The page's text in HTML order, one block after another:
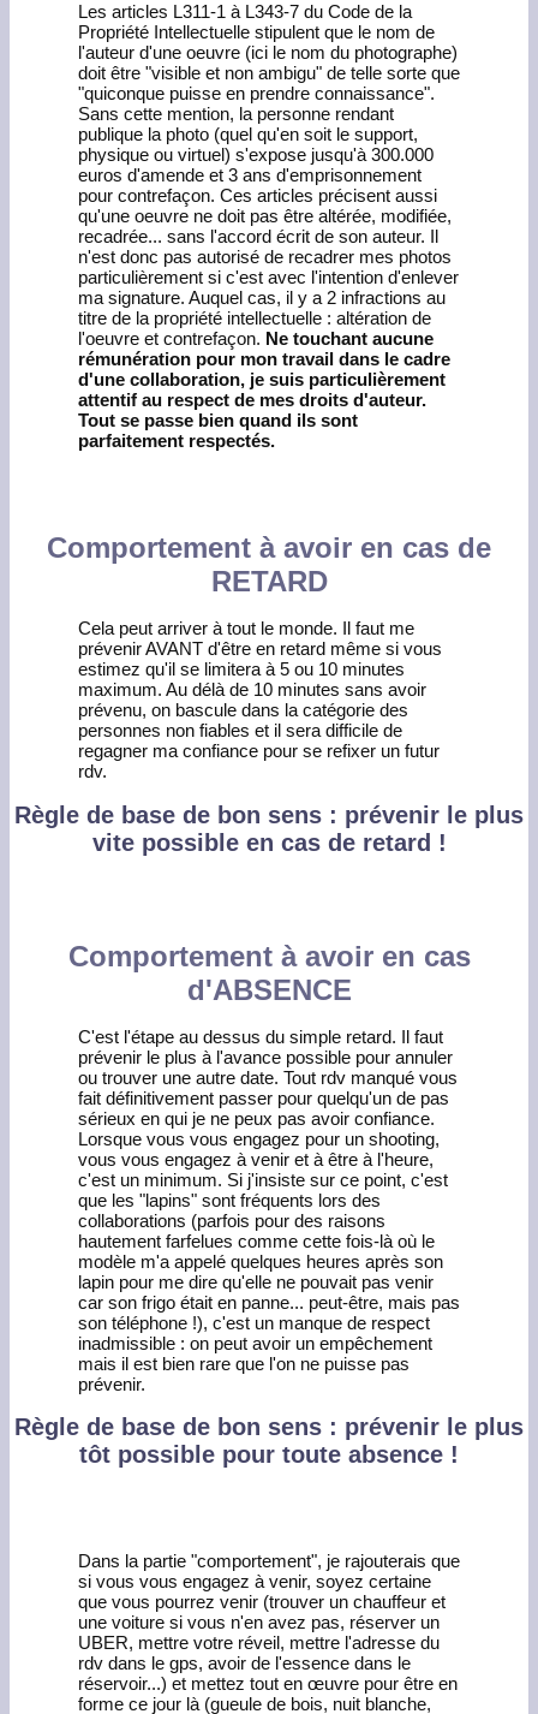
Les articles L311-1 à L343-7 du Code de la
Propriété Intellectuelle stipulent que le nom de
l'auteur d'une oeuvre (ici le nom du photographe)
doit être "visible et non ambigu" de telle sorte que
"quiconque puisse en prendre connaissance".
Sans cette mention, la personne rendant
publique la photo (quel qu'en soit le support,
physique ou virtuel) s'expose jusqu'à 300.000
euros d'amende et 3 ans d'emprisonnement
pour contrefaçon. Ces articles précisent aussi
qu'une oeuvre ne doit pas être altérée, modifiée,
recadrée... sans l'accord écrit de son auteur. Il
n'est donc pas autorisé de recadrer mes photos
particulièrement si c'est avec l'intention d'enlever
ma signature. Auquel cas, il y a 2 infractions au
titre de la propriété intellectuelle : altération de
l'oeuvre et contrefaçon. Ne touchant aucune
rémunération pour mon travail dans le cadre
d'une collaboration, je suis particulièrement
attentif au respect de mes droits d'auteur.
Tout se passe bien quand ils sont
parfaitement respectés.
Comportement à avoir en cas de
RETARD
Cela peut arriver à tout le monde. Il faut me
prévenir AVANT d'être en retard même si vous
estimez qu'il se limitera à 5 ou 10 minutes
maximum. Au délà de 10 minutes sans avoir
prévenu, on bascule dans la catégorie des
personnes non fiables et il sera difficile de
regagner ma confiance pour se refixer un futur
rdv.
Règle de base de bon sens : prévenir le plus
vite possible en cas de retard !
Comportement à avoir en cas
d'ABSENCE
C'est l'étape au dessus du simple retard. Il faut
prévenir le plus à l'avance possible pour annuler
ou trouver une autre date. Tout rdv manqué vous
fait définitivement passer pour quelqu'un de pas
sérieux en qui je ne peux pas avoir confiance.
Lorsque vous vous engagez pour un shooting,
vous vous engagez à venir et à être à l'heure,
c'est un minimum. Si j'insiste sur ce point, c'est
que les "lapins" sont fréquents lors des
collaborations (parfois pour des raisons
hautement farfelues comme cette fois-là où le
modèle m'a appelé quelques heures après son
lapin pour me dire qu'elle ne pouvait pas venir
car son frigo était en panne... peut-être, mais pas
son téléphone !), c'est un manque de respect
inadmissible : on peut avoir un empêchement
mais il est bien rare que l'on ne puisse pas
prévenir.
Règle de base de bon sens : prévenir le plus
tôt possible pour toute absence !
Dans la partie "comportement", je rajouterais que
si vous vous engagez à venir, soyez certaine
que vous pourrez venir (trouver un chauffeur et
une voiture si vous n'en avez pas, réserver un
UBER, mettre votre réveil, mettre l'adresse du
rdv dans le gps, avoir de l'essence dans le
réservoir...) et mettez tout en œuvre pour être en
forme ce jour là (gueule de bois, nuit blanche,